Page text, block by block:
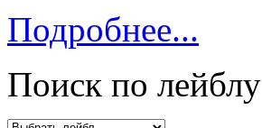
Подробнее...
Поиск по лейблу